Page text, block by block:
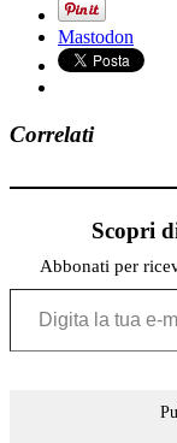
Mastodon
Correlati
Scopri
Abbonati per
Digita la tua e-mail...